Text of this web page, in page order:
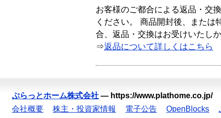
お客様のご都合による返品・交
ください。 商品開封後、または
合、返品・交換はお受けいたし
⇒返品について詳しくはこちら
ぷらっとホーム株式会社 — https://www.plathome.co.jp/
会社概要
株主・投資家情報 電子公告 OpenBlocks